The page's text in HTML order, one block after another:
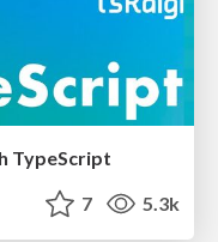
TypeScript
7 5.3k